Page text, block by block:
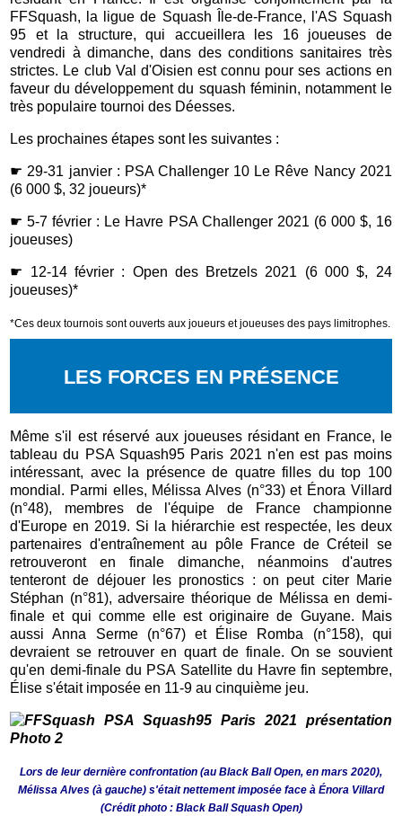
FFSquash, la ligue de Squash Île-de-France, l'AS Squash
95 et la structure, qui accueillera les 16 joueuses de
vendredi à dimanche, dans des conditions sanitaires très
strictes. Le club Val d'Oisien est connu pour ses actions en
faveur du développement du squash féminin, notamment le
très populaire tournoi des Déesses.
Les prochaines étapes sont les suivantes :
☛ 29-31 janvier : PSA Challenger 10 Le Rêve Nancy 2021
(6 000 $, 32 joueurs)*
☛ 5-7 février : Le Havre PSA Challenger 2021 (6 000 $, 16
joueuses)
☛ 12-14 février : Open des Bretzels 2021 (6 000 $, 24
joueuses)*
*Ces deux tournois sont ouverts aux joueurs et joueuses des pays limitrophes.
LES FORCES EN PRÉSENCE
Même s'il est réservé aux joueuses résidant en France, le
tableau du PSA Squash95 Paris 2021 n'en est pas moins
intéressant, avec la présence de quatre filles du top 100
mondial. Parmi elles, Mélissa Alves (n°33) et Énora Villard
(n°48), membres de l'équipe de France championne
d'Europe en 2019. Si la hiérarchie est respectée, les deux
partenaires d'entraînement au pôle France de Créteil se
retrouveront en finale dimanche, néanmoins d'autres
tenteront de déjouer les pronostics : on peut citer Marie
Stéphan (n°81), adversaire théorique de Mélissa en demi-
finale et qui comme elle est originaire de Guyane. Mais
aussi Anna Serme (n°67) et Élise Romba (n°158), qui
devraient se retrouver en quart de finale. On se souvient
qu'en demi-finale du PSA Satellite du Havre fin septembre,
Élise s'était imposée en 11-9 au cinquième jeu.
Lors de leur dernière confrontation (au Black Ball Open, en mars 2020),
Mélissa Alves (à gauche) s'était nettement imposée face à Énora Villard
(Crédit photo : Black Ball Squash Open)